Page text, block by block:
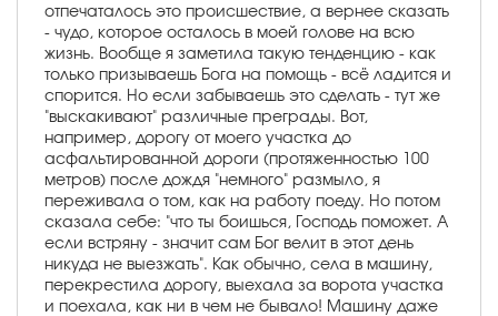
отпечаталось это происшествие, а вернее сказать
- чудо, которое осталось в моей голове на всю
жизнь. Вообще я заметила такую тенденцию - как
только призываешь Бога на помощь - всё ладится и
спорится. Но если забываешь это сделать - тут же
"выскакивают" различные преграды. Вот,
например, дорогу от моего участка до
асфальтированной дороги (протяженностью 100
метров) после дождя "немного" размыло, я
переживала о том, как на работу поеду. Но потом
сказала себе: "что ты боишься, Господь поможет. А
если встряну - значит сам Бог велит в этот день
никуда не выезжать". Как обычно, села в машину,
перекрестила дорогу, выехала за ворота участка
и поехала, как ни в чем не бывало! Машину даже